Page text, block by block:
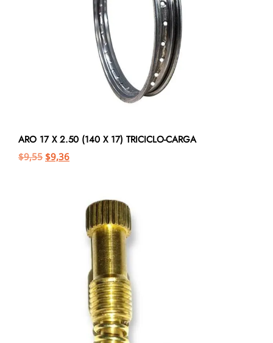
ARO 17 X 2.50 (140 X 17) TRICICLO-CARGA
$9,55 $9,36